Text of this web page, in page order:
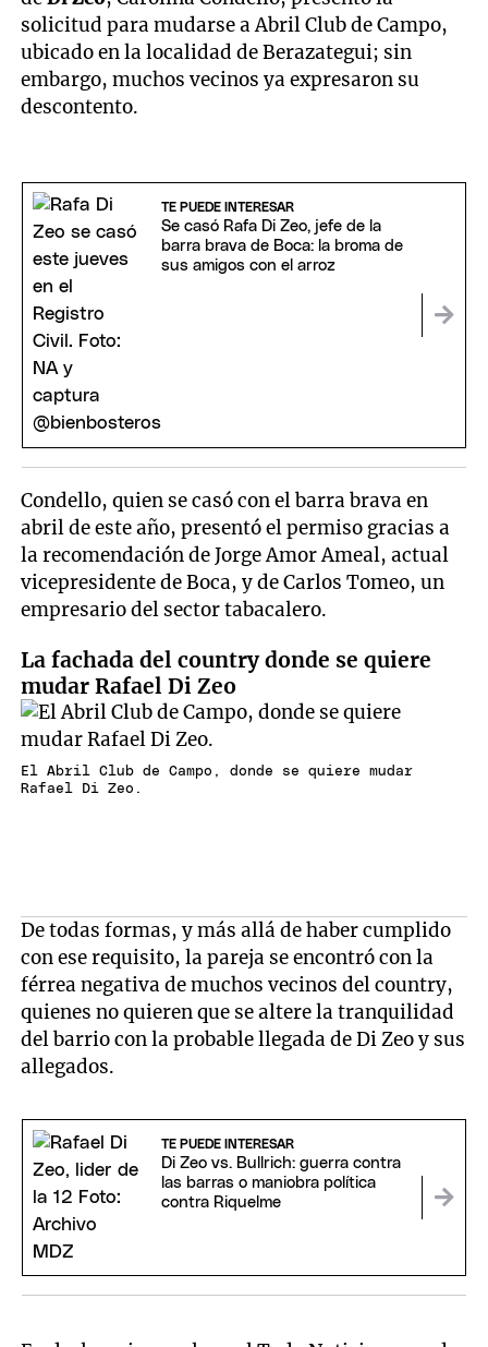
solicitud para mudarse a Abril Club de Campo,
ubicado en la localidad de Berazategui; sin
embargo, muchos vecinos ya expresaron su
descontento.
TE PUEDE INTERESAR
Se casó Rafa Di Zeo, jefe de la
barra brava de Boca: la broma de
sus amigos con el arroz
Condello, quien se casó con el barra brava en
abril de este año, presentó el permiso gracias a
la recomendación de Jorge Amor Ameal, actual
vicepresidente de Boca, y de Carlos Tomeo, un
empresario del sector tabacalero.
La fachada del country donde se quiere
mudar Rafael Di Zeo
El Abril Club de Campo, donde se quiere mudar
Rafael Di Zeo.
De todas formas, y más allá de haber cumplido
con ese requisito, la pareja se encontró con la
férrea negativa de muchos vecinos del country,
quienes no quieren que se altere la tranquilidad
del barrio con la probable llegada de Di Zeo y sus
allegados.
TE PUEDE INTERESAR
Di Zeo vs. Bullrich: guerra contra
las barras o maniobra política
contra Riquelme